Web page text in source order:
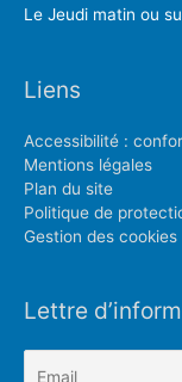
Le Jeudi matin ou
Liens
Accessibilité :
Mentions légales
Plan du site
Politique de
Gestion des cookies
Lettre